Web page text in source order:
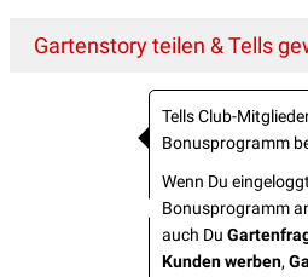
Gartenstory teilen & Tells
Tells Club-
Bonusprogramm
Wenn Du
Bonusprogramm
auch Du
Kunden werben,